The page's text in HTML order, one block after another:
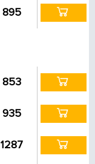
895
853
935
1287